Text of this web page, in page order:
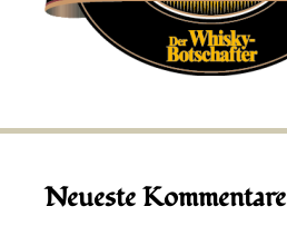
Neueste Kommentare